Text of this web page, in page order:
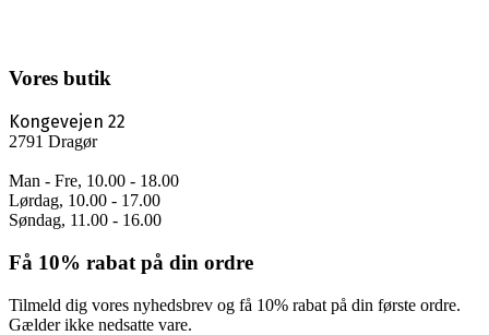
Vores butik
Kongevejen 22
2791 Dragør
Man - Fre, 10.00 - 18.00
Lørdag, 10.00 - 17.00
Søndag, 11.00 - 16.00
Få 10% rabat på din ordre
Tilmeld dig vores nyhedsbrev og få 10% rabat på din første ordre.
Gælder ikke nedsatte vare.